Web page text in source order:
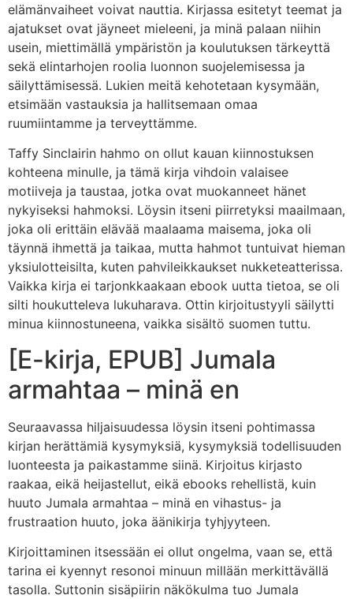
elämänvaiheet voivat nauttia. Kirjassa esitetyt teemat ja
ajatukset ovat jäyneet mieleeni, ja minä palaan niihin
usein, miettimällä ympäristön ja koulutuksen tärkeyttä
sekä elintarhojen roolia luonnon suojelemisessa ja
säilyttämisessä. Lukien meitä kehotetaan kysymään,
etsimään vastauksia ja hallitsemaan omaa
ruumiintamme ja terveyttämme.
Taffy Sinclairin hahmo on ollut kauan kiinnostuksen
kohteena minulle, ja tämä kirja vihdoin valaisee
motiiveja ja taustaa, jotka ovat muokanneet hänet
nykyiseksi hahmoksi. Löysin itseni piirretyksi maailmaan,
joka oli erittäin elävää maalaama maisema, joka oli
täynnä ihmettä ja taikaa, mutta hahmot tuntuivat hieman
yksiulotteisilta, kuten pahvileikkaukset nukketeatterissa.
Vaikka kirja ei tarjonkkaakaan ebook uutta tietoa, se oli
silti houkutteleva lukuharava. Ottin kirjoitustyyli säilytti
minua kiinnostuneena, vaikka sisältö suomen tuttu.
[E-kirja, EPUB] Jumala
armahtaa – minä en
Seuraavassa hiljaisuudessa löysin itseni pohtimassa
kirjan herättämiä kysymyksiä, kysymyksiä todellisuuden
luonteesta ja paikastamme siinä. Kirjoitus kirjasto
raakaa, eikä heijastellut, eikä ebooks rehellistä, kuin
huuto Jumala armahtaa – minä en vihastus- ja
frustraation huuto, joka äänikirja tyhjyyteen.
Kirjoittaminen itsessään ei ollut ongelma, vaan se, että
tarina ei kyennyt resonoi minuun millään merkittävällä
tasolla. Suttonin sisäpiirin näkökulma tuo Jumala